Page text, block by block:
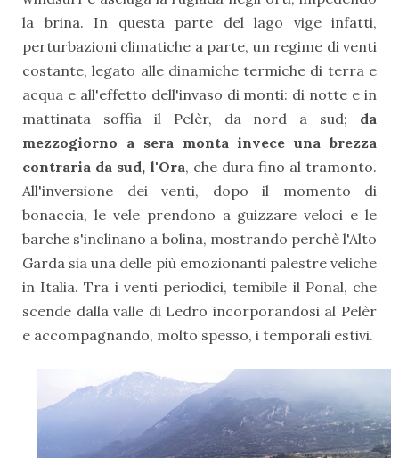
la brina. In questa parte del lago vige infatti,
perturbazioni climatiche a parte, un regime di venti
costante, legato alle dinamiche termiche di terra e
acqua e all'effetto dell'invaso di monti: di notte e in
mattinata soffia il Pelèr, da nord a sud; da
mezzogiorno a sera monta invece una brezza
contraria da sud, l'Ora, che dura fino al tramonto.
All'inversione dei venti, dopo il momento di
bonaccia, le vele prendono a guizzare veloci e le
barche s'inclinano a bolina, mostrando perchè l'Alto
Garda sia una delle più emozionanti palestre veliche
in Italia. Tra i venti periodici, temibile il Ponal, che
scende dalla valle di Ledro incorporandosi al Pelèr
e accompagnando, molto spesso, i temporali estivi.